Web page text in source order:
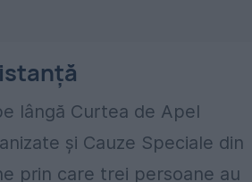
lângă Curtea de Apel
și Cauze Speciale din
prin care trei persoane au